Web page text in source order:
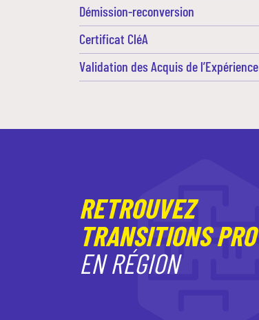
Démission-reconversion
Certificat CléA
Validation des Acquis de l’Expérience
RETROUVEZ
TRANSITIONS PRO
EN RÉGION